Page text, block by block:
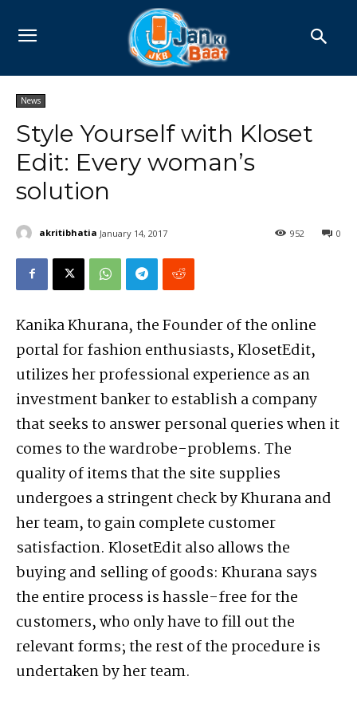
News
Style Yourself with Kloset
Edit: Every woman’s
solution
akritibhatia January 14, 2017 0
952
Kanika Khurana, the Founder of the online
portal for fashion enthusiasts, KlosetEdit,
utilizes her professional experience as an
investment banker to establish a company
that seeks to answer personal queries when it
comes to the wardrobe-problems. The
quality of items that the site supplies
undergoes a stringent check by Khurana and
her team, to gain complete customer
satisfaction. KlosetEdit also allows the
buying and selling of goods: Khurana says
the entire process is hassle-free for the
customers, who only have to fill out the
relevant forms; the rest of the procedure is
undertaken by her team.